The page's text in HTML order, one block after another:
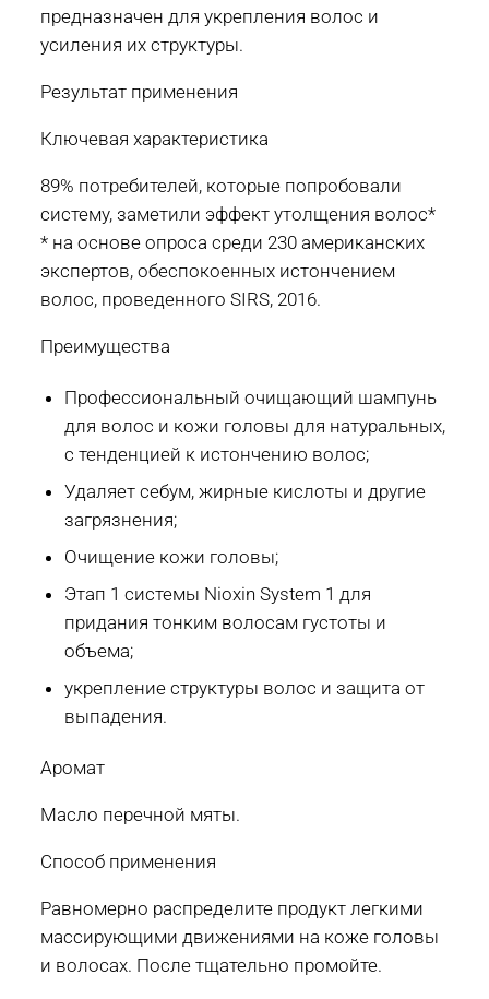
предназначен для укрепления волос и
усиления их структуры.
Результат применения
Ключевая характеристика
89% потребителей, которые попробовали
систему, заметили эффект утолщения волос*
* на основе опроса среди 230 американских
экспертов, обеспокоенных истончением
волос, проведенного SIRS, 2016.
Преимущества
Профессиональный очищающий шампунь
для волос и кожи головы для натуральных,
с тенденцией к истончению волос;
Удаляет себум, жирные кислоты и другие
загрязнения;
Очищение кожи головы;
Этап 1 системы Nioxin System 1 для
придания тонким волосам густоты и
объема;
укрепление структуры волос и защита от
выпадения.
Аромат
Масло перечной мяты.
Способ применения
Равномерно распределите продукт легкими
массирующими движениями на коже головы
и волосах. После тщательно промойте.